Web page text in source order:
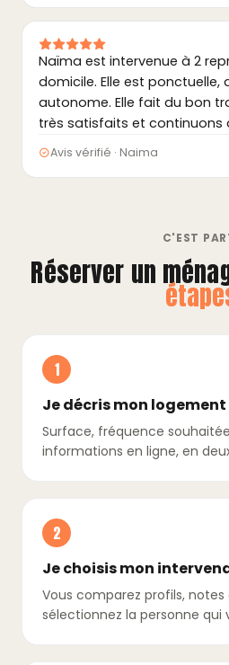
Naïma est intervenue à 2
domicile. Elle est ponctuelle,
autonome. Elle fait du bon
très satisfaits et continuons
Avis vérifié · Naima
C'EST
Réserver un
1
Je décris mon logement
Surface, fréquence
informations en ligne, en
2
Je choisis mon
Vous comparez profils,
sélectionnez la personne qui